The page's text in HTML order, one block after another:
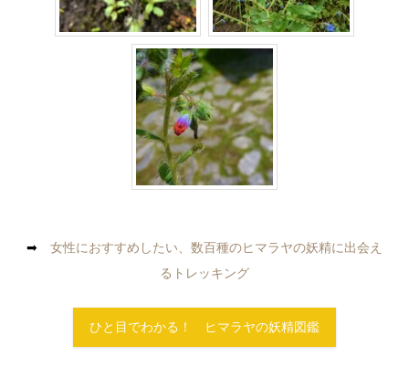
➡ 女性におすすめしたい、数百種のヒマラヤの妖精に出会え
るトレッキング
ひと目でわかる！ ヒマラヤの妖精図鑑